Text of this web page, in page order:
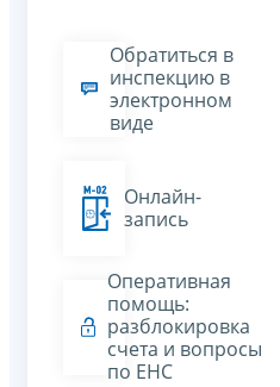
Обратиться в
инспекцию в
электронном
виде
Онлайн-
запись
Оперативная
помощь:
разблокировка
счета и вопросы
по ЕНС